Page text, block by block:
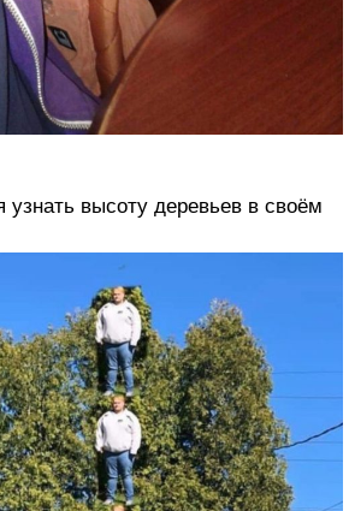
узнать высоту деревьев в своём